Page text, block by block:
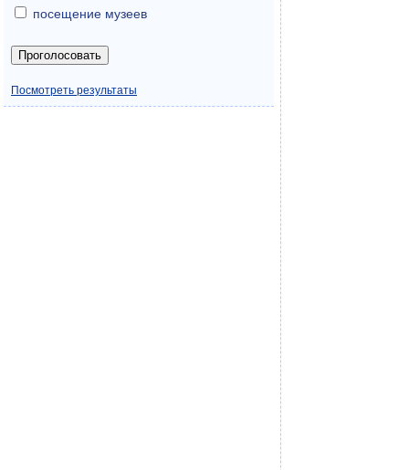
посещение музеев
Посмотреть результаты